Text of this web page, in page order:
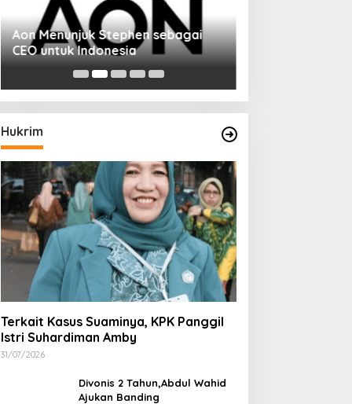
Aon Menunjuk Stephen sebagai
CEO untuk Indonesia
Hukrim
Terkait Kasus Suaminya, KPK Panggil
Istri Suhardiman Amby
31/07/2026
Divonis 2 Tahun,Abdul Wahid
Ajukan Banding